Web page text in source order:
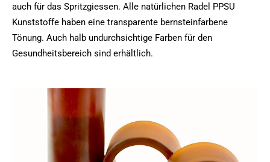
auch für das Spritzgiessen. Alle natürlichen Radel PPSU
Kunststoffe haben eine transparente bernsteinfarbene
Tönung. Auch halb undurchsichtige Farben für den
Gesundheitsbereich sind erhältlich.